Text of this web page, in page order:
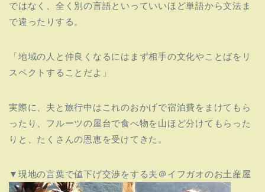
ではなく、 全く別の言語といっていいほど単語から文法ま
で違ったりする。
「地域の人と仲良くなるにはまず相手の文化やことばをリ
スペクトす ることだよ」
実際に、夫と旅行中はこれのおかげで宿泊費をまけてもら
ったり、フルーツの屋台で食べ物を山ほど分けてもらった
りと、たくさんの恩恵を受けてきた。
▼現地の言葉で値下げ交渉をする夫＠イフガオのお土産屋